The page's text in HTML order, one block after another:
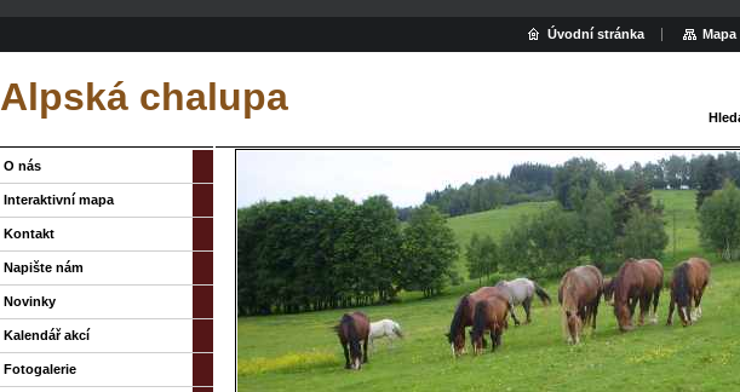
Alpská chalupa
O nás
Interaktivní mapa
Kontakt
Napište nám
Novinky
Kalendář akcí
Fotogalerie
Úvodní stránka